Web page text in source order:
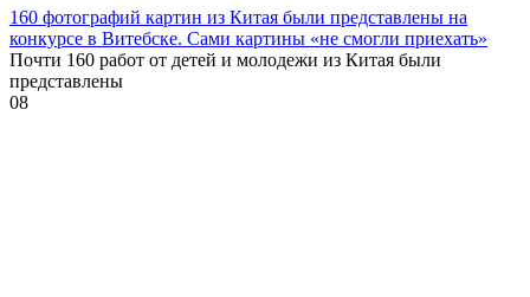
160 фотографий картин из Китая были представлены на
конкурсе в Витебске. Сами картины «не смогли приехать»
Почти 160 работ от детей и молодежи из Китая были
представлены
08